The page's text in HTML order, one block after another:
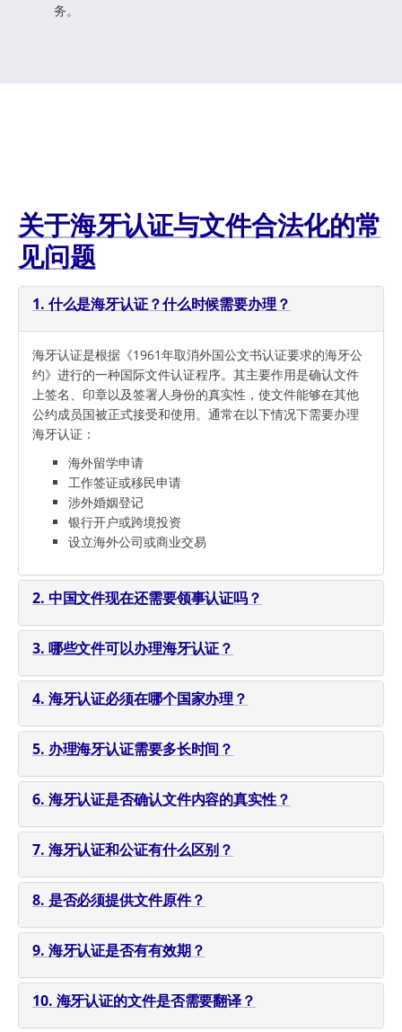
务。
关于海牙认证与文件合法化的常
见问题
1. 什么是海牙认证？什么时候需要办理？
海牙认证是根据《1961年取消外国公文书认证要求的海牙公
约》进行的一种国际文件认证程序。其主要作用是确认文件
上签名、印章以及签署人身份的真实性，使文件能够在其他
公约成员国被正式接受和使用。通常在以下情况下需要办理
海牙认证：
海外留学申请
工作签证或移民申请
涉外婚姻登记
银行开户或跨境投资
设立海外公司或商业交易
2. 中国文件现在还需要领事认证吗？
3. 哪些文件可以办理海牙认证？
4. 海牙认证必须在哪个国家办理？
5. 办理海牙认证需要多长时间？
6. 海牙认证是否确认文件内容的真实性？
7. 海牙认证和公证有什么区别？
8. 是否必须提供文件原件？
9. 海牙认证是否有有效期？
10. 海牙认证的文件是否需要翻译？